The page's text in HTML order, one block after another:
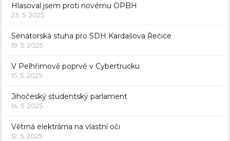
Hlasoval jsem proti novému OPBH
23. 5. 2025
Senátorská stuha pro SDH Kardašova Řečice
19. 5. 2025
V Pelhřimově poprvé v Cybertrucku
15. 5. 2025
Jihočeský studentský parlament
14. 5. 2025
Větrná elektrárna na vlastní oči
12. 5. 2025